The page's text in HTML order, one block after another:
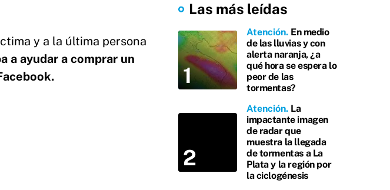
y a la última persona
a ayudar a comprar un
Las más leídas
Atención En medio
de las lluvias y con
alerta naranja, ¿a
qué hora se espera lo
peor de las
tormentas?
Atención La
impactante imagen
de radar que
muestra la llegada
de tormentas a La
Plata y la región por
la ciclogénesis